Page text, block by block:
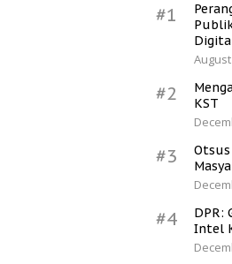
#1
#2
KST
#3
#4
DPR:
Intel